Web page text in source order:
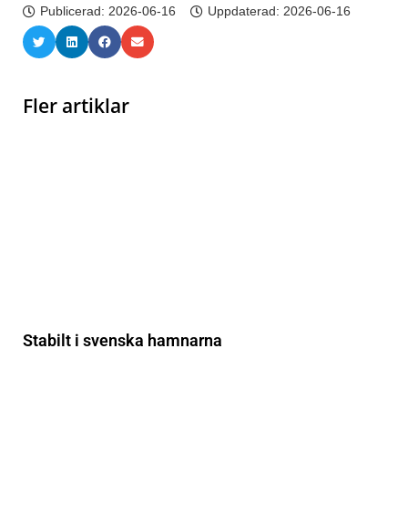
Publicerad: 2026-06-16 Uppdaterad: 2026-06-16
Fler artiklar
Stabilt i svenska hamnarna